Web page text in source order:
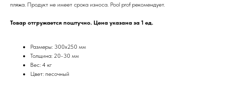
пляжа. Продукт не имеет срока износа. Pool prof рекомендует.
Товар отгружается поштучно. Цена указана за 1 ед.
Размеры: 300х250 мм
Толщина: 20-30 мм
Вес: 4 кг
Цвет: песочный